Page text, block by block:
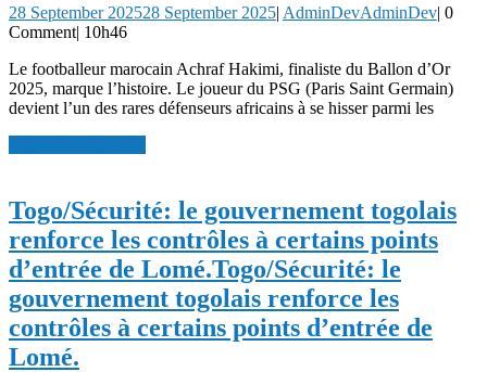
28 September 202528 September 2025| AdminDevAdminDev| 0
Comment| 10h46
Le footballeur marocain Achraf Hakimi, finaliste du Ballon d’Or
2025, marque l’histoire. Le joueur du PSG (Paris Saint Germain)
devient l’un des rares défenseurs africains à se hisser parmi les
Togo/Sécurité: le gouvernement togolais
renforce les contrôles à certains points
d’entrée de Lomé.Togo/Sécurité: le
gouvernement togolais renforce les
contrôles à certains points d’entrée de
Lomé.